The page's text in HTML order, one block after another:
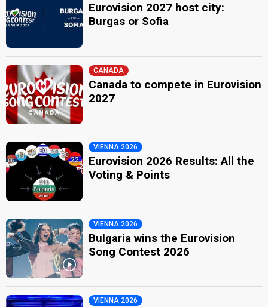
Eurovision 2027 host city:
Burgas or Sofia
CANADA
Canada to compete in Eurovision
2027
VIENNA 2026
Eurovision 2026 Results: All the
Voting & Points
VIENNA 2026
Bulgaria wins the Eurovision
Song Contest 2026
VIENNA 2026